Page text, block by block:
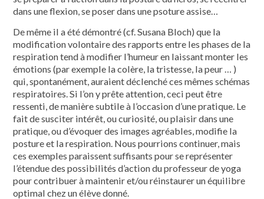
dans une flexion, se poser dans une psoture assise…
De même il a été démontré (cf. Susana Bloch) que la
modification volon­taire des rapports entre les phases de la
respiration tend à modifier l’humeur en laissant monter les
émotions (par exemple la colère, la tristesse, la peur … )
qui, spontanément, auraient déclenché ces mêmes schémas
respiratoires. Si l’on y prête attention, ceci peut être
ressenti, de manière subtile à l’occasion d’une pra­tique. Le
fait de susciter intérêt, ou curiosi­té, ou plaisir dans une
pratique, ou d’évoquer des images agréables, modifie la
posture et la respiration. Nous pourrions continuer, mais
ces exemples paraissent suffisants pour se représenter
l’étendue des possibilités d’action du professeur de yoga
pour contribuer à maintenir et/ou réinstaurer un équilibre
optimal chez un élève donné.